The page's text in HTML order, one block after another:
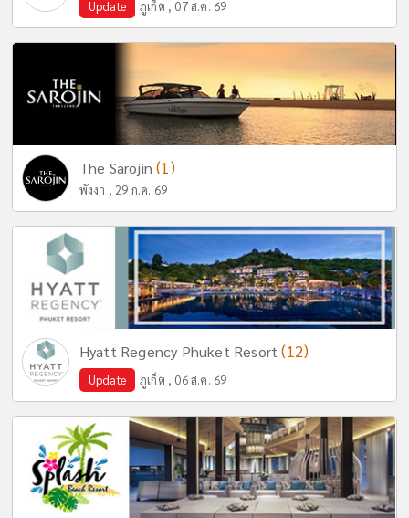
Update ภูเก็ต , 07 ส.ค. 69
The Sarojin(1)
พังงา , 29 ก.ค. 69
Hyatt Regency Phuket Resort(12)
Update ภูเก็ต , 06 ส.ค. 69